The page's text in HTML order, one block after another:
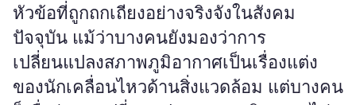
หัวข้อที่ถูกถกเถียงอย่างจริงจังในสังคม
ปัจจุบัน แม้ว่าบางคนยังมองว่าการ
เปลี่ยนแปลงสภาพภูมิอากาศเป็นเรื่องแต่ง
ของนักเคลื่อนไหวด้านสิ่งแวดล้อม แต่บางคน